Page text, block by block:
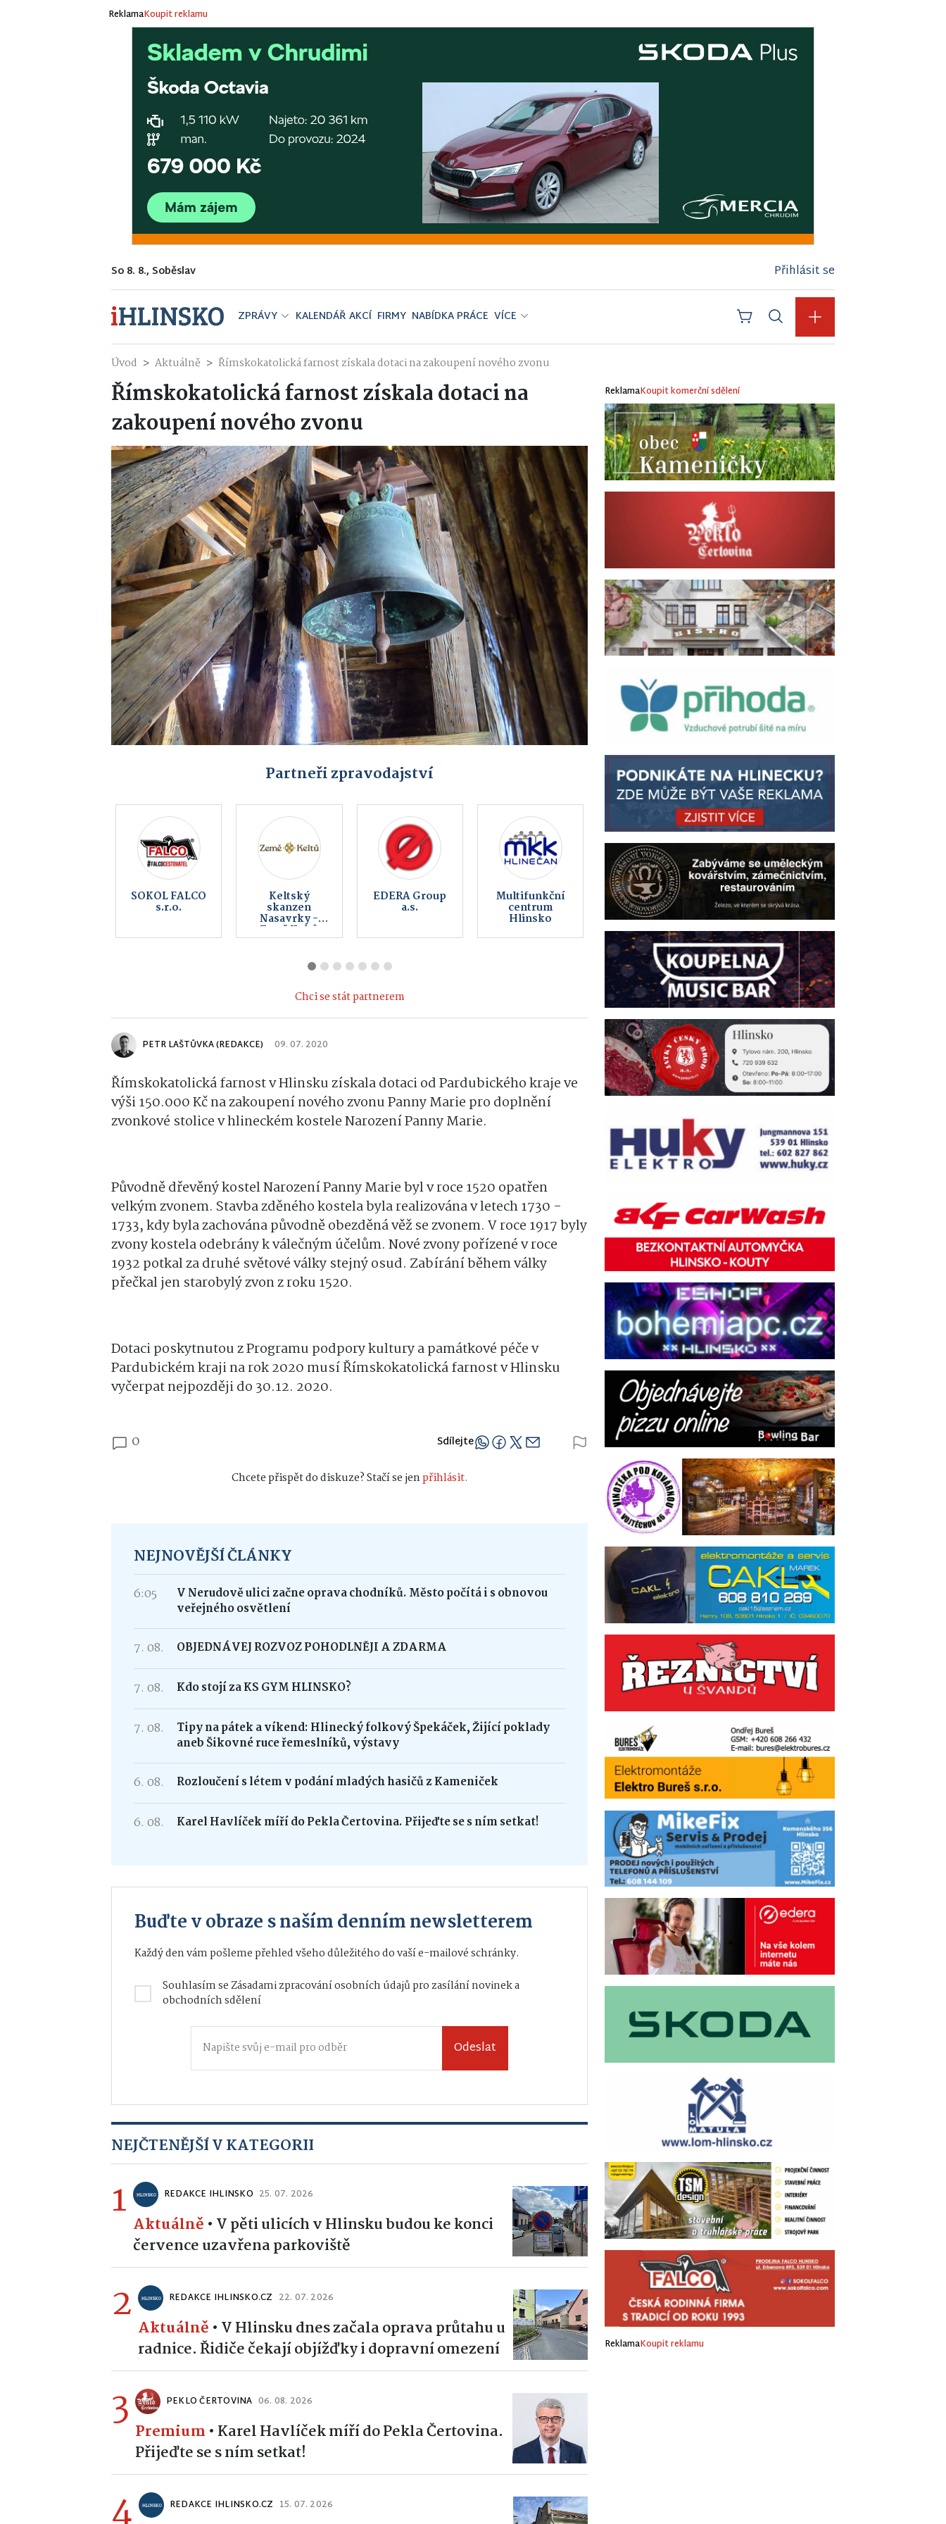
ReklamaKoupit reklamu
So 8. 8., Soběslav Přihlásit se
ZPRÁVY KALENDÁŘ AKCÍ FIRMY NABÍDKA PRÁCE VÍCE
Úvod Aktuálně Římskokatolická farnost získala dotaci na zakoupení nového zvonu
Římskokatolická farnost získala dotaci na
zakoupení nového zvonu
Partneři zpravodajství
Bistro GAMAS Koupelna
music bar
Auto MERCIA
a.s.
Vaše reklama
zde od 990 Kč
Chci se stát partnerem
PETR LAŠTŮVKA (REDAKCE) 09. 07. 2020
Římskokatolická farnost v Hlinsku získala dotaci od Pardubického kraje ve
výši 150.000 Kč na zakoupení nového zvonu Panny Marie pro doplnění
zvonkové stolice v hlineckém kostele Narození Panny Marie.
Původně dřevěný kostel Narození Panny Marie byl v roce 1520 opatřen
velkým zvonem. Stavba zděného kostela byla realizována v letech 1730 -
1733, kdy byla zachována původně obezděná věž se zvonem. V roce 1917 byly
zvony kostela odebrány k válečným účelům. Nové zvony pořízené v roce
1932 potkal za druhé světové války stejný osud. Zabírání během války
přečkal jen starobylý zvon z roku 1520.
Dotaci poskytnutou z Programu podpory kultury a památkové péče v
Pardubickém kraji na rok 2020 musí Římskokatolická farnost v Hlinsku
vyčerpat nejpozději do 30.12. 2020.
0 Sdílejte
Chcete přispět do diskuze? Stačí se jenpřihlásit.
NEJNOVĚJŠÍ ČLÁNKY
6:05
V Nerudově ulici začne oprava chodníků. Město počítá i s obnovou
veřejného osvětlení
7. 08. OBJEDNÁVEJ ROZVOZ POHODLNĚJI A ZDARMA
7. 08. Kdo stojí za KS GYM HLINSKO?
7. 08.
Tipy na pátek a víkend: Hlinecký folkový Špekáček, Žijící poklady
aneb Šikovné ruce řemeslníků, výstavy
6. 08. Rozloučení s létem v podání mladých hasičů z Kameniček
6. 08. Karel Havlíček míří do Pekla Čertovina. Přijeďte se s ním setkat!
Buďte v obraze s naším denním newsletterem
Každý den vám pošleme přehled všeho důležitého do vaší e-mailové schránky.
Souhlasím seZásadami zpracování osobních údajůpro zasílání novinek a
obchodních sdělení
Odeslat
NEJČTENĚJŠÍ V KATEGORII
1 REDAKCE IHLINSKO 25. 07. 2026
Aktuálně • V pěti ulicích v Hlinsku budou ke konci
července uzavřena parkoviště
2 REDAKCE IHLINSKO.CZ 22. 07. 2026
Aktuálně • V Hlinsku dnes začala oprava průtahu u
radnice. Řidiče čekají objížďky i dopravní omezení
3 PEKLO ČERTOVINA 06. 08. 2026
Premium • Karel Havlíček míří do Pekla Čertovina.
Přijeďte se s ním setkat!
4 REDAKCE IHLINSKO.CZ 15. 07. 2026
ReklamaKoupit komerční sdělení
ReklamaKoupit reklamu